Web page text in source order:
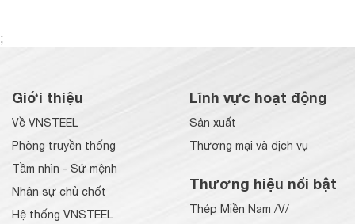
;
Giới thiệu
Về VNSTEEL
Phòng truyền thống
Tầm nhìn - Sứ mệnh
Nhân sự chủ chốt
Hệ thống VNSTEEL
Lĩnh vực hoạt động
Sản xuất
Thương mại và dịch vụ
Thương hiệu nổi bật
Thép Miền Nam /V/